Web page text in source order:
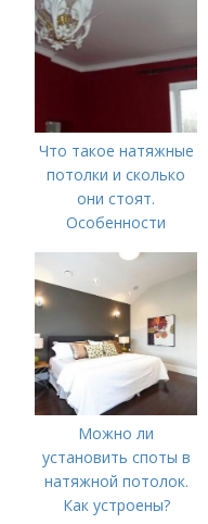
Москве в 2019-2020
Что такое натяжные
потолки и сколько
они стоят.
Особенности
Можно ли
установить споты в
натяжной потолок.
Как устроены?